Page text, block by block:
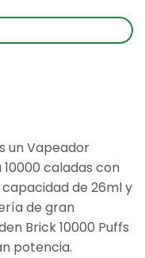
un Vapeador
caladas con
de 26ml y
de gran
Brick 10000 Puffs
potencia.